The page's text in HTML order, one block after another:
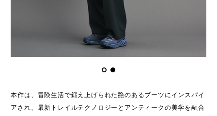
本作は、冒険生活で鍛え上げられた艶のあるブーツにインスパイ
アされ、最新トレイルテクノロジーとアンティークの美学を融合